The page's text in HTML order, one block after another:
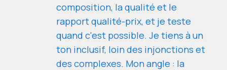
composition, la qualité et le
rapport qualité-prix, et je teste
quand c'est possible. Je tiens à un
ton inclusif, loin des injonctions et
des complexes. Mon angle : la